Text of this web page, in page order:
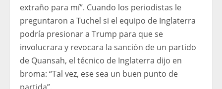
extraño para mí”. Cuando los periodistas le
preguntaron a Tuchel si el equipo de Inglaterra
podría presionar a Trump para que se
involucrara y revocara la sanción de un partido
de Quansah, el técnico de Inglaterra dijo en
broma: “Tal vez, ese sea un buen punto de